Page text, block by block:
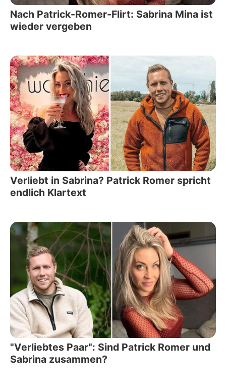
Nach Patrick-Romer-Flirt: Sabrina Mina ist
wieder vergeben
Verliebt in Sabrina? Patrick Romer spricht
endlich Klartext
"Verliebtes Paar": Sind Patrick Romer und
Sabrina zusammen?